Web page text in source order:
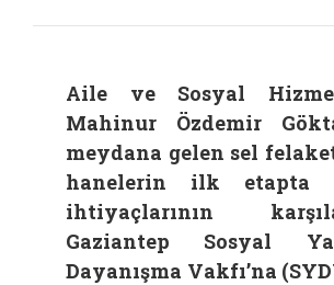
Aile ve Sosyal
Mahinur Özdemir
meydana gelen sel
hanelerin ilk etapta
ihtiyaçlarının
Gaziantep Sosyal
Dayanışma Vakfı’na